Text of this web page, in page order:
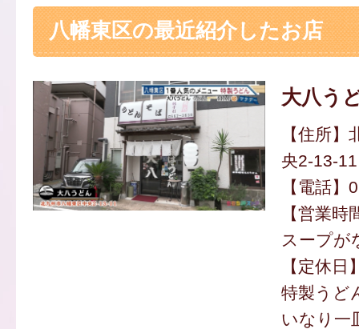
八幡東区の最近紹介したお店
大八う
【住所
央2-13-11
【電話
【営業
スープが
【定休日
特製うど
いなり一